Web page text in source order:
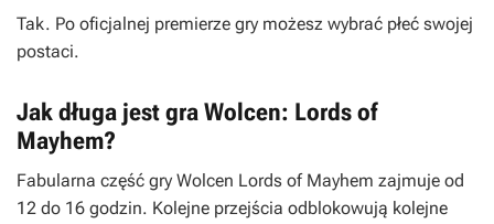
Tak. Po oficjalnej premierze gry możesz wybrać płeć swojej
postaci.
Jak długa jest gra Wolcen: Lords of
Mayhem?
Fabularna część gry Wolcen Lords of Mayhem zajmuje od
12 do 16 godzin. Kolejne przejścia odblokowują kolejne